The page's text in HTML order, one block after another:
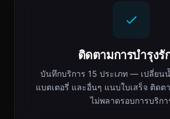
ติดตามการบำรุงรั
บันทึกบริการ 15 ประเภท — เปลี่ยน
แบตเตอรี่ และอื่นๆ แนบใบเสร็จ ติดต
ไม่พลาดรอบการบริกา